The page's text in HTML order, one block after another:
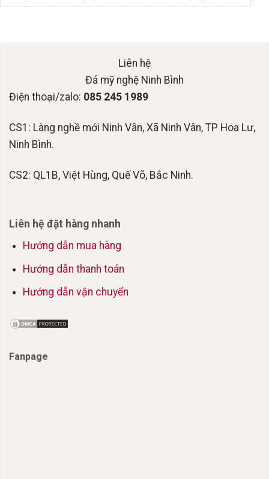
Liên hệ
Đá mỹ nghệ Ninh Bình
Điện thoại/zalo: 085 245 1989
CS1: Làng nghề mới Ninh Vân, Xã Ninh Vân, TP Hoa Lư,
Ninh Bình.
CS2: QL1B, Việt Hùng, Quế Võ, Bắc Ninh.
Liên hệ đặt hàng nhanh
Hướng dẫn mua hàng
Hướng dẫn thanh toán
Hướng dẫn vận chuyển
Fanpage